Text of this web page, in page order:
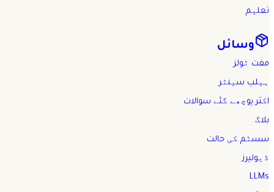
تعلیم
وسائل
مفت ٹولز
ہیلپ سینٹر
اکثر پوچھے گئے سوالات
بلاگ
سسٹم کی حالت
ڈیولپرز
LLMs